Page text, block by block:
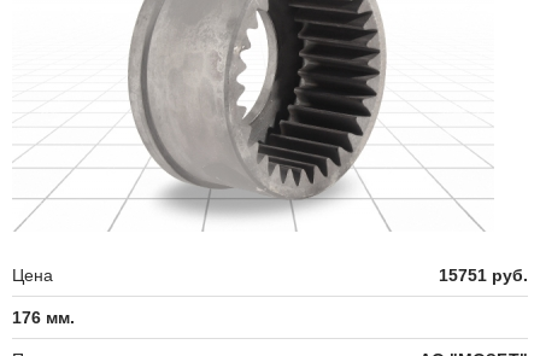
Цена 15751 руб.
176 мм.